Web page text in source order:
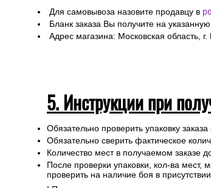
Для самовывоза назовите продавцу в
Бланк заказа Вы получите на
Адрес магазина: Московская область,
5. Инструкции при
Обязательно проверить упаковку
Обязательно сверить фактическое
Количество мест в получаемом заказе
После проверки упаковки, кол-ва мест,
проверить на наличие боя в присутствии